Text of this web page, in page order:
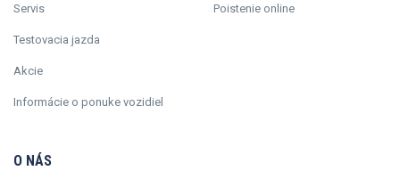
Servis
Testovacia jazda
Akcie
Informácie o ponuke vozidiel
Poistenie online
O NÁS